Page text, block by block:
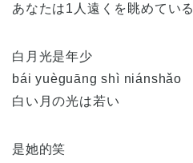
あなたは1人遠くを眺めている
白月光是年少
bái yuèguāng shì niánshǎo
白い月の光は若い
是她的笑